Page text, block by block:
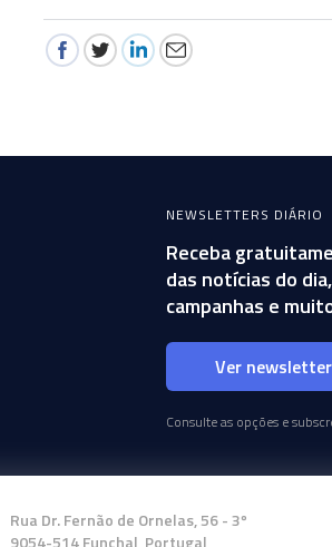
NEWSLETTERS DIÁRIO
Receba
das notícias do
campanhas e
Ver
Consulte as opções e
Rua Dr. Fernão de Ornelas, 56 - 3º
9054-514 Funchal, Portugal